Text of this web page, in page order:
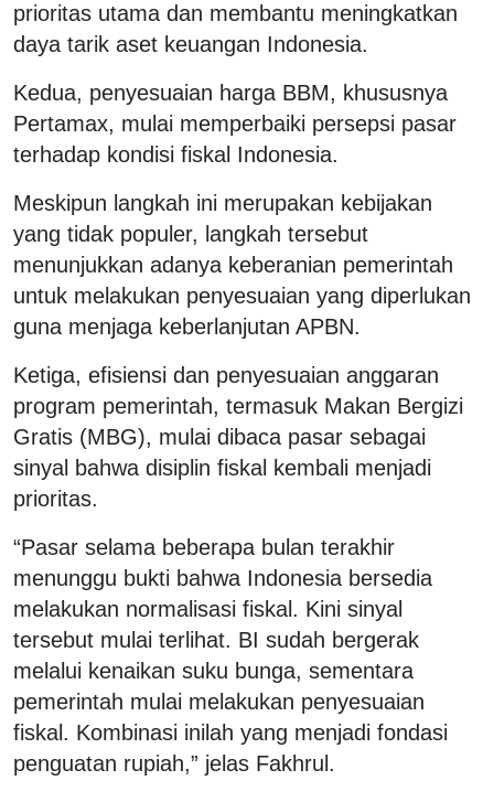
prioritas utama dan membantu meningkatkan
daya tarik aset keuangan Indonesia.
Kedua, penyesuaian harga BBM, khususnya
Pertamax, mulai memperbaiki persepsi pasar
terhadap kondisi fiskal Indonesia.
Meskipun langkah ini merupakan kebijakan
yang tidak populer, langkah tersebut
menunjukkan adanya keberanian pemerintah
untuk melakukan penyesuaian yang diperlukan
guna menjaga keberlanjutan APBN.
Ketiga, efisiensi dan penyesuaian anggaran
program pemerintah, termasuk Makan Bergizi
Gratis (MBG), mulai dibaca pasar sebagai
sinyal bahwa disiplin fiskal kembali menjadi
prioritas.
“Pasar selama beberapa bulan terakhir
menunggu bukti bahwa Indonesia bersedia
melakukan normalisasi fiskal. Kini sinyal
tersebut mulai terlihat. BI sudah bergerak
melalui kenaikan suku bunga, sementara
pemerintah mulai melakukan penyesuaian
fiskal. Kombinasi inilah yang menjadi fondasi
penguatan rupiah,” jelas Fakhrul.